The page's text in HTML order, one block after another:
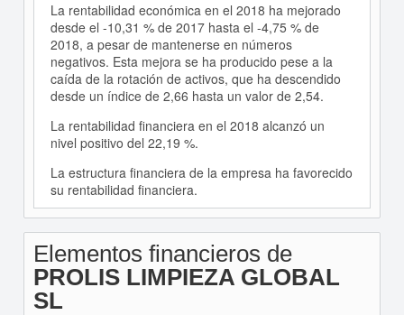
La rentabilidad económica en el 2018 ha mejorado
desde el -10,31 % de 2017 hasta el -4,75 % de
2018, a pesar de mantenerse en números
negativos. Esta mejora se ha producido pese a la
caída de la rotación de activos, que ha descendido
desde un índice de 2,66 hasta un valor de 2,54.
La rentabilidad financiera en el 2018 alcanzó un
nivel positivo del 22,19 %.
La estructura financiera de la empresa ha favorecido
su rentabilidad financiera.
Elementos financieros de
PROLIS LIMPIEZA GLOBAL
SL